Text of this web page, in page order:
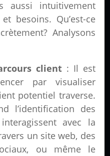
aussi intuitivement
besoins. Qu’est-ce
Analysons
client: Il est
par visualiser
potentiel traverse.
l’identification des
avec la
un site web, des
ou même le